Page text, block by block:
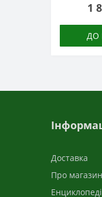
1
ДО
Доставка
Про магазин